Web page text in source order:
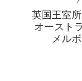
英国王室
オースト
メル